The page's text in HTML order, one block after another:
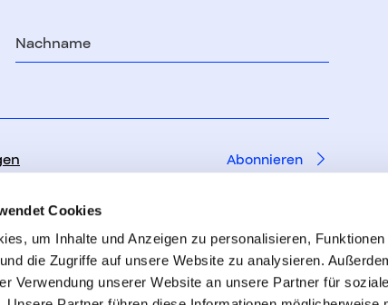
Cookies
um Inhalte und Anzeigen zu personalisieren,
die Zugriffe auf unsere Website zu analysieren.
Verwendung unserer Website an unsere Partner für
Nachname